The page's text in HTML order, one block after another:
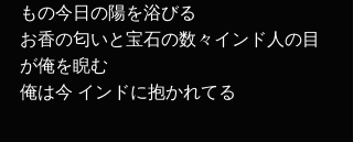
もの今日の陽を浴びる
お香の匂いと宝石の数々インド人の目
が俺を睨む
俺は今 インドに抱かれてる